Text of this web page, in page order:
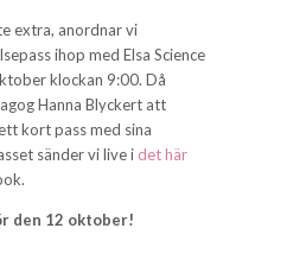
extra, anordnar vi
ihop med Elsa Science
klockan 9:00. Då
Hanna Blyckert att
kort pass med sina
sänder vi live i det här
den 12 oktober!